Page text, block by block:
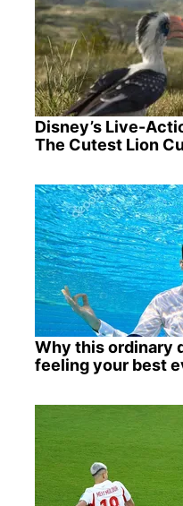
Disney’s Live-
The Cutest Lion
Why this ordinary
feeling your best